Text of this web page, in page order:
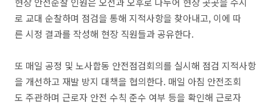
로 교대 순찰하며 점검을 통해 지적사항을 찾아내고, 이에 따
른 시정 결과를 작성해 현장 직원들과 공유한다.
또 매일 공정 및 노사합동 안전점검회의를 실시해 점검 지적사항
을 개선하고 재발 방지 대책을 협의한다. 매일 아침 안전조회
도 주관하며 근로자 안전 수칙 준수 여부 등을 확인해 근로자